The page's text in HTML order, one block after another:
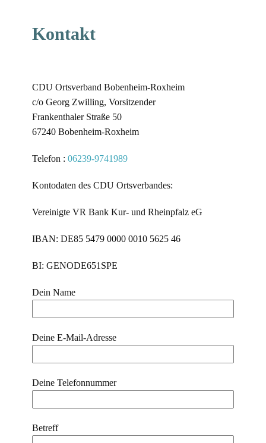
Kontakt
CDU Ortsverband Bobenheim-Roxheim
c/o Georg Zwilling, Vorsitzender
Frankenthaler Straße 50
67240 Bobenheim-Roxheim
Telefon : 06239-9741989
Kontodaten des CDU Ortsverbandes:
Vereinigte VR Bank Kur- und Rheinpfalz eG
IBAN: DE85 5479 0000 0010 5625 46
BI: GENODE651SPE
Dein Name
Deine E-Mail-Adresse
Deine Telefonnummer
Betreff